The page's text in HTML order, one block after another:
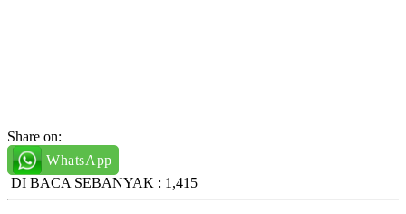
Share on:
WhatsApp
DI BACA SEBANYAK : 1,415